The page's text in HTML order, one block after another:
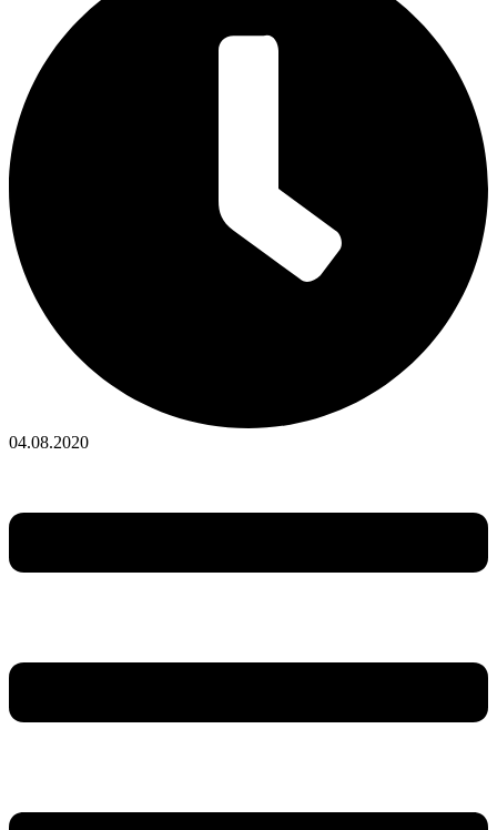
04.08.2020